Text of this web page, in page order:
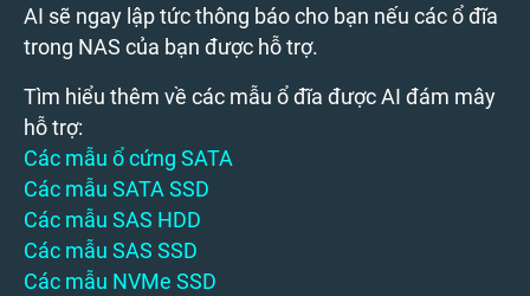
AI sẽ ngay lập tức thông báo cho bạn nếu các ổ đĩa
trong NAS của bạn được hỗ trợ.
Tìm hiểu thêm về các mẫu ổ đĩa được AI đám mây
hỗ trợ:
Các mẫu ổ cứng SATA
Các mẫu SATA SSD
Các mẫu SAS HDD
Các mẫu SAS SSD
Các mẫu NVMe SSD